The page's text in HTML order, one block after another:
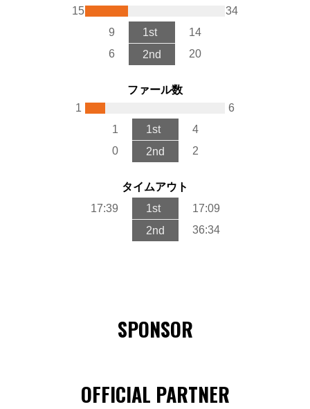
15
34
9
1st
14
6
2nd 20
ファール数
1
6
1
1st
4
0
2nd 2
タイムアウト
17:39
1st
17:09
2nd
36:34
SPONSOR
OFFICIAL PARTNER